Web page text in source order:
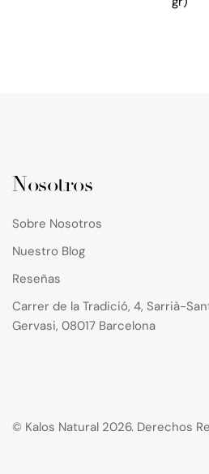
Nosotros
Sobre Nosotros
Nuestro Blog
Reseñas
Carrer de la Tradició, 4, Sarrià-
Gervasi, 08017 Barcelona
© Kalos Natural 2026. Derechos